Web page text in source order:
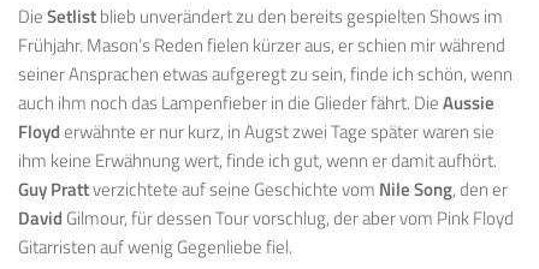
DieSetlistblieb unverändert zu den bereits gespielten Shows im
Frühjahr. Mason’s Reden fielen kürzer aus, er schien mir während
seiner Ansprachen etwas aufgeregt zu sein, finde ich schön, wenn
auch ihm noch das Lampenfieber in die Glieder fährt. DieAussie
Floyderwähnte er nur kurz, in Augst zwei Tage später waren sie
ihm keine Erwähnung wert, finde ich gut, wenn er damit aufhört.
Guy Prattverzichtete auf seine Geschichte vom Nile Song, den er
David Gilmour, für dessen Tour vorschlug, der aber vom Pink Floyd
Gitarristen auf wenig Gegenliebe fiel.